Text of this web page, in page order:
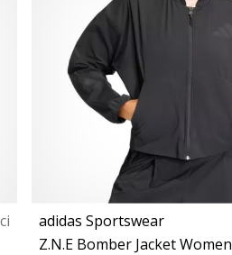
adidas Sportswear
Z.N.E Bomber Jacket Women